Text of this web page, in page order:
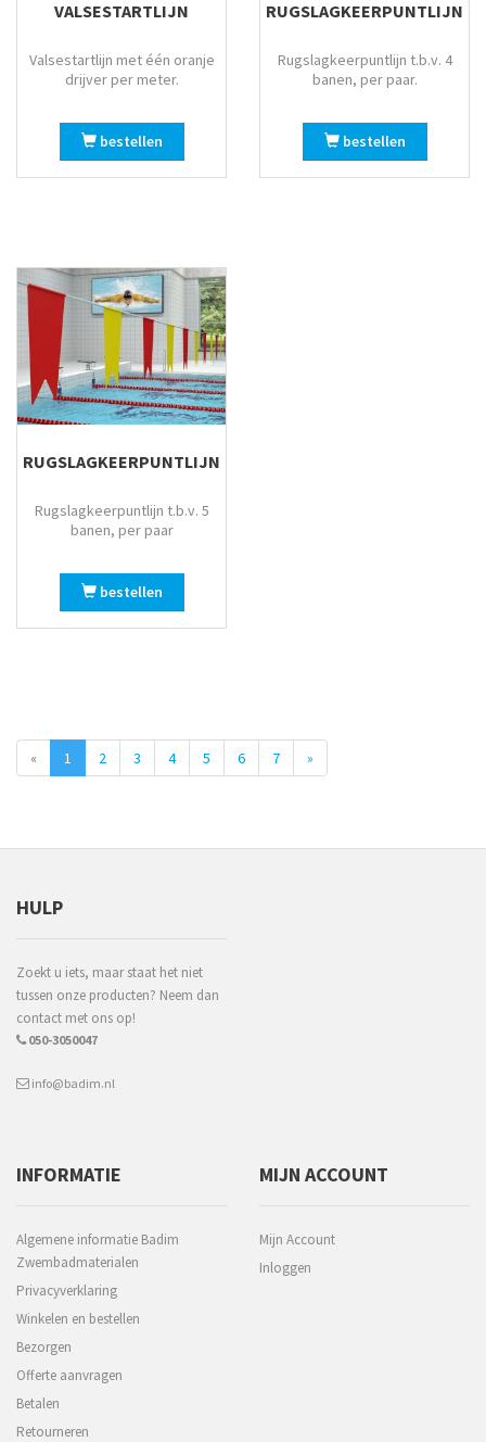
VALSESTARTLIJN
Valsestartlijn met één oranje
drijver per meter.
bestellen
RUGSLAGKEERPUNTLIJN
Rugslagkeerpuntlijn t.b.v. 4
banen, per paar.
bestellen
RUGSLAGKEERPUNTLIJN
Rugslagkeerpuntlijn t.b.v. 5
banen, per paar
bestellen
« 1 2 3 4 5 6 7 »
HULP
Zoekt u iets, maar staat het niet
tussen onze producten? Neem dan
contact met ons op!
050-3050047
info@badim.nl
INFORMATIE
Algemene informatie Badim
Zwembadmaterialen
Privacyverklaring
Winkelen en bestellen
Bezorgen
Offerte aanvragen
Betalen
Retourneren
MIJN ACCOUNT
Mijn Account
Inloggen